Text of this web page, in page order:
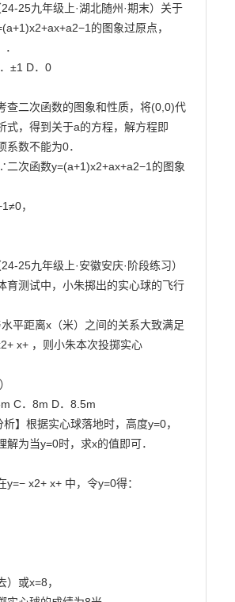
24-25九年级上·湖北随州·期末）关于
的图象过原点，
±1 D．0
查二次函数的图象和性质，将(0,0)代
式，得到关于a的方程，解方程即
系数不能为0．
二次函数y=(a+1)x2+ax+a2−1的图象
，
25九年级上·安徽安庆·阶段练习）
育测试中，小朱掷出的实心球的飞行
平距离x（米）之间的关系大致满足
x+ ，则小朱本次投掷实心
C．8m D．8.5m
析】根据实心球落地时，高度y=0，
解为当y=0时，求x的值即可．
y=− x2+ x+ 中，令y=0得：
）或x=8，